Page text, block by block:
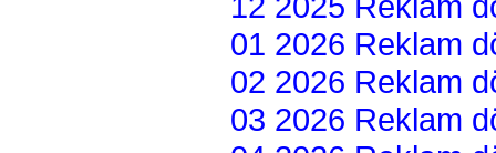
01 2026 Reklam
02 2026 Reklam
03 2026 Reklam